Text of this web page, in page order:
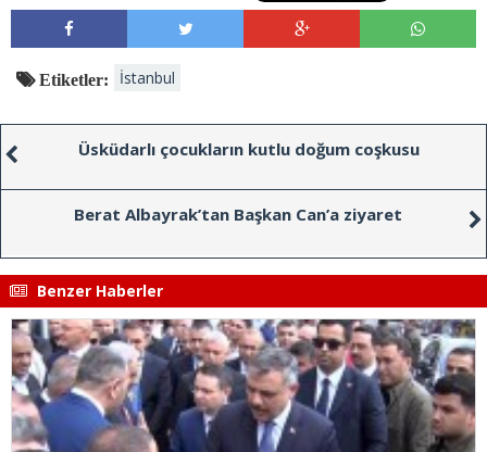
Etiketler: İstanbul
Üsküdarlı çocukların kutlu doğum coşkusu
Berat Albayrak’tan Başkan Can’a ziyaret
Benzer Haberler